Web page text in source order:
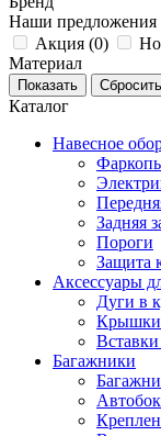
Наши предложения
Акция (0)
Материал
Каталог
Навесное
Задняя
Пороги
Защита
Аксессуары
Дуги в
Крышки
Багажники